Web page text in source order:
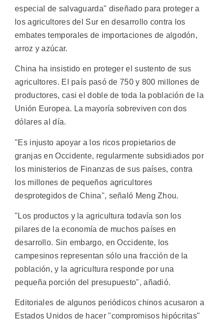
especial de salvaguarda" diseñado para proteger a
los agricultores del Sur en desarrollo contra los
embates temporales de importaciones de algodón,
arroz y azúcar.
China ha insistido en proteger el sustento de sus
agricultores. El país pasó de 750 y 800 millones de
productores, casi el doble de toda la población de la
Unión Europea. La mayoría sobreviven con dos
dólares al día.
"Es injusto apoyar a los ricos propietarios de
granjas en Occidente, regularmente subsidiados por
los ministerios de Finanzas de sus países, contra
los millones de pequeños agricultores
desprotegidos de China", señaló Meng Zhou.
"Los productos y la agricultura todavía son los
pilares de la economía de muchos países en
desarrollo. Sin embargo, en Occidente, los
campesinos representan sólo una fracción de la
población, y la agricultura responde por una
pequeña porción del presupuesto", añadió.
Editoriales de algunos periódicos chinos acusaron a
Estados Unidos de hacer "compromisos hipócritas"